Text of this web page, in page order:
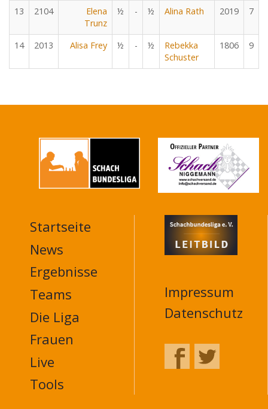
13 2104
Elena
Trunz
½ - ½ Alina Rath 2019 7
14 2013 Alisa Frey ½ - ½
Rebekka
Schuster
1806 9
MAIN
NAVIGATION
FOOTER
Startseite
News
Ergebnisse
Teams
Die Liga
Frauen
Live
Tools
Impressum
Datenschutz